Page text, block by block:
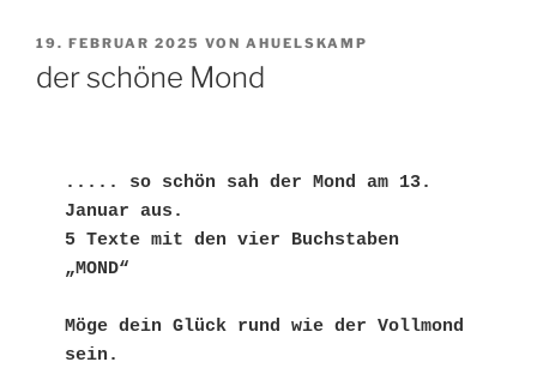
VERÖFFENTLICHT
AM
19. FEBRUAR 2025 VON AHUELSKAMP
der schöne Mond
..... so schön sah der Mond am 13.
Januar aus.
5 Texte mit den vier Buchstaben
„MOND“
Möge dein Glück rund wie der Vollmond
sein.